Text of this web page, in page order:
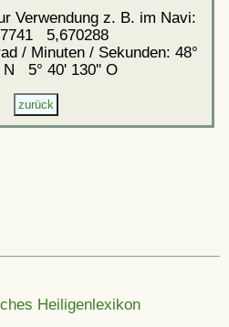
Verwendung z. B. im Navi:
5,670288
/ Minuten / Sekunden: 48°
N 5° 40' 130'' O
Heiligenlexikon